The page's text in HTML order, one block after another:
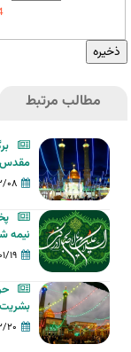
مطالب مرتبط
مقدس
نیمه